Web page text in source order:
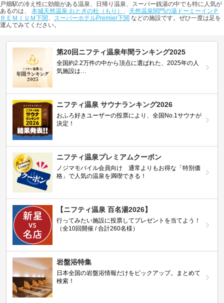
戸畑駅の冷え性に効能がある温泉、日帰り温泉、スーパー銭湯の中でも特に人気が
あるのは、 本城天然温泉 おとぎの杜（もり） 、 天然温泉関門の湯ドーミーインＰ
ＲＥＭＩＵＭ下関、 スーパーホテルPremier下関 などの施設です。ぜひ一度は足を
運んでみてください。
第20回ニフティ温泉年間ランキング2025
全国約2.2万件の中から頂点に選ばれた、2025年の人
気施設は…
ニフティ温泉 サウナランキング2026
おふろ好きユーザーの投票により、全国No.1サウナが
決定！
ニフティ温泉プレミアムクーポン
ノジマモバイル会員向け 通常よりもお得な「特別価
格」で人気の温泉を満喫できる！
【ニフティ温泉 百名湯2026】
行ってみたい施設に投票してプレゼントを当てよう！
（全10回開催 / 合計260名様）
岩盤浴特集
日本全国の岩盤浴情報だけをピックアップ。まとめて
検索！